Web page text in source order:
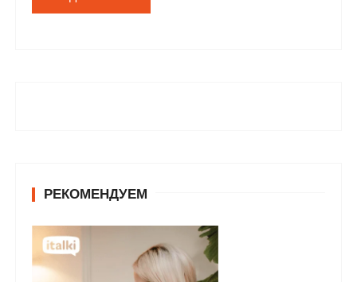
РЕКОМЕНДУЕМ